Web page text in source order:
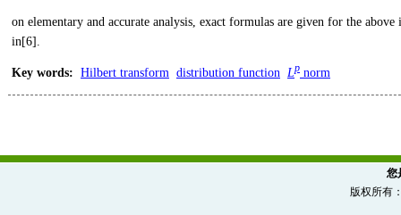
on elementary and accurate analysis, exact formulas are given for the
in[6].
Key words: Hilbert transform distribution function Lp norm
您
版权所有